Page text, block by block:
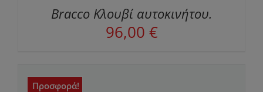
Bracco Κλουβί αυτοκινήτου.
96,00 €
Προσφορά!